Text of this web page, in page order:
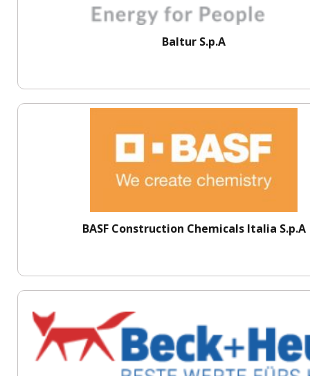
Baltur S.p.A
BASF Construction Chemicals Italia S.p.A